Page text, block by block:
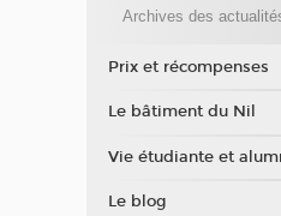
Archives des
Prix et récompenses
Le bâtiment du Nil
Vie étudiante et
Le blog